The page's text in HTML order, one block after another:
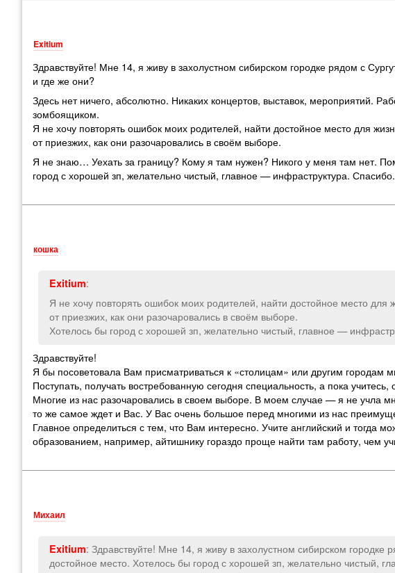
Exitium
Здравствуйте! Мне 14, я живу в захолустном сибирском городке рядом с
и где же они?
Здесь нет ничего, абсолютно. Никаких концертов, выставок, мероприятий.
зомбоящиком.
Я не хочу повторять ошибок моих родителей, найти достойное место для
от приезжих, как они разочаровались в своём выборе.
Я не знаю… Уехать за границу? Кому я там нужен? Никого у меня там нет.
город с хорошей зп, желательно чистый, главное — инфраструктура. Спасибо.
кошка
Exitium:
Я не хочу повторять ошибок моих родителей, найти достойное место для
от приезжих, как они разочаровались в своём выборе.
Хотелось бы город с хорошей зп, желательно чистый, главное —
Здравствуйте!
Я бы посоветовала Вам присматриваться к «столицам» или другим городам
Поступать, получать востребованную сегодня специальность, а пока
Многие из нас разочаровались в своем выборе. В моем случае — я не учла
то же самое ждет и Вас. У Вас очень большое перед многими из нас
Главное определиться с тем, что Вам интересно. Учите английский и тогда
образованием, например, айтишнику гораздо проще найти там работу, чем
Михаил
Exitium: Здравствуйте! Мне 14, я живу в захолустном сибирском
достойное место. Хотелось бы город с хорошей зп, желательно чистый,